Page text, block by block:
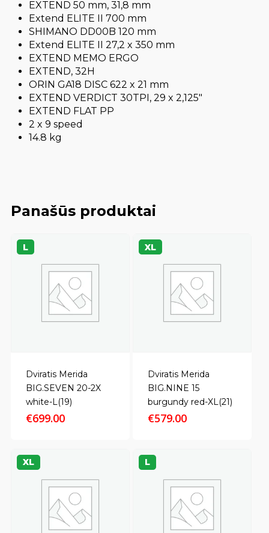
EXTEND 50 mm, 31,8 mm
Extend ELITE II 700 mm
SHIMANO DD00B 120 mm
Extend ELITE II 27,2 x 350 mm
EXTEND MEMO ERGO
EXTEND, 32H
ORIN GA18 DISC 622 x 21 mm
EXTEND VERDICT 30TPI, 29 x 2,125″
EXTEND FLAT PP
2 x 9 speed
14.8 kg
Panašūs produktai
Dviratis Merida
BIG.SEVEN 20-2X
white-L(19)
€699.00
L
Dviratis Merida
BIG.NINE 15
burgundy red-XL(21)
€579.00
XL
XL L